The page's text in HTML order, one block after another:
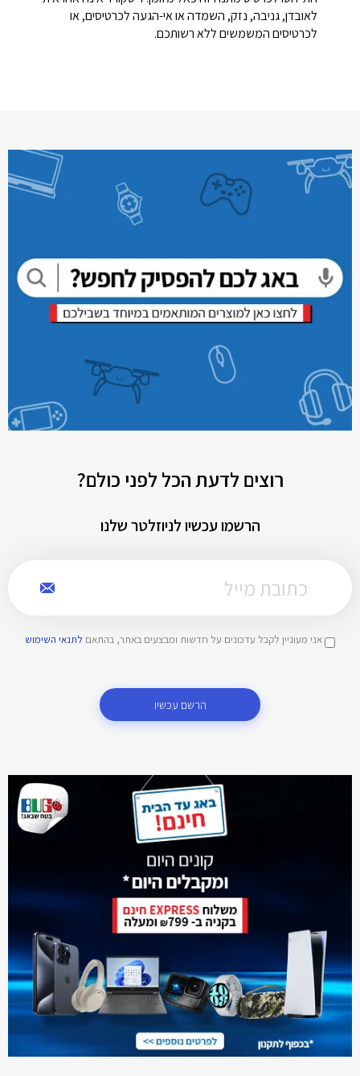
לאובדן, גניבה, נזק, השמדה או אי-הגעה לכרטיסים, או
לכרטיסים המשמשים ללא רשותכם.
רוצים לדעת הכל לפני כולם?
הרשמו עכשיו לניוזלטר שלנו
אני מעוניין לקבל עדכונים על חדשות ומבצעים באתר, בהתאם לתנאי השימוש
הרשם עכשיו